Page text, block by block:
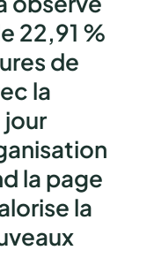
22,91 %
de
la
jour
la page
la